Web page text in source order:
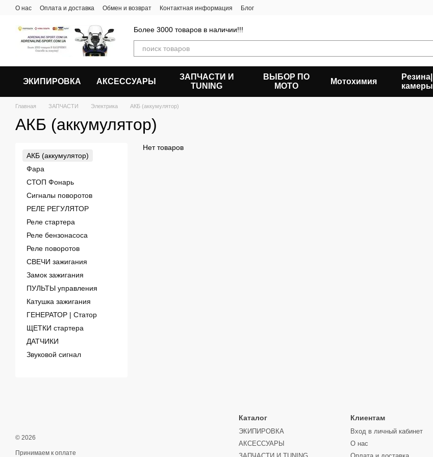
Перейти к основному контенту
О нас Оплата и доставка Обмен и возврат Контактная информация Блог
Более 3000 товаров в наличии!!!
ЭКИПИРОВКА АКСЕССУАРЫ
ЗАПЧАСТИ И
ТUNING
ВЫБОР ПО
МОТО
Мотохимия
Резина|
камеры
Главная ЗАПЧАСТИ Электрика АКБ (аккумулятор)
АКБ (аккумулятор)
Нет товаров
АКБ (аккумулятор)
Фара
СТОП Фонарь
Сигналы поворотов
РЕЛЕ РЕГУЛЯТОР
Реле стартера
Реле бензонасоса
Реле поворотов
СВЕЧИ зажигания
Замок зажигания
ПУЛЬТЫ управления
Катушка зажигания
ГЕНЕРАТОР | Статор
ЩЕТКИ стартера
ДАТЧИКИ
Звуковой сигнал
© 2026
Принимаем к оплате
Каталог
ЭКИПИРОВКА
АКСЕССУАРЫ
Клиентам
Вход в личный кабинет
О нас